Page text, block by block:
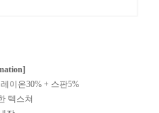
이온30% + 스판5%
텍스쳐